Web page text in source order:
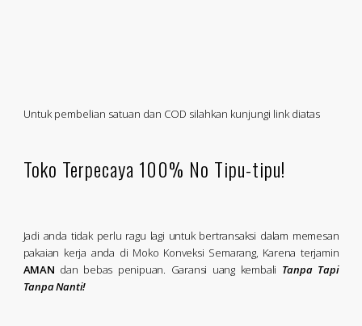
Untuk pembelian satuan dan COD silahkan kunjungi link diatas
Toko Terpecaya 100% No Tipu-tipu!
Jadi anda tidak perlu ragu lagi untuk bertransaksi dalam memesan
pakaian kerja anda di Moko Konveksi Semarang, Karena terjamin
AMAN dan bebas penipuan. Garansi uang kembali Tanpa Tapi
Tanpa Nanti!